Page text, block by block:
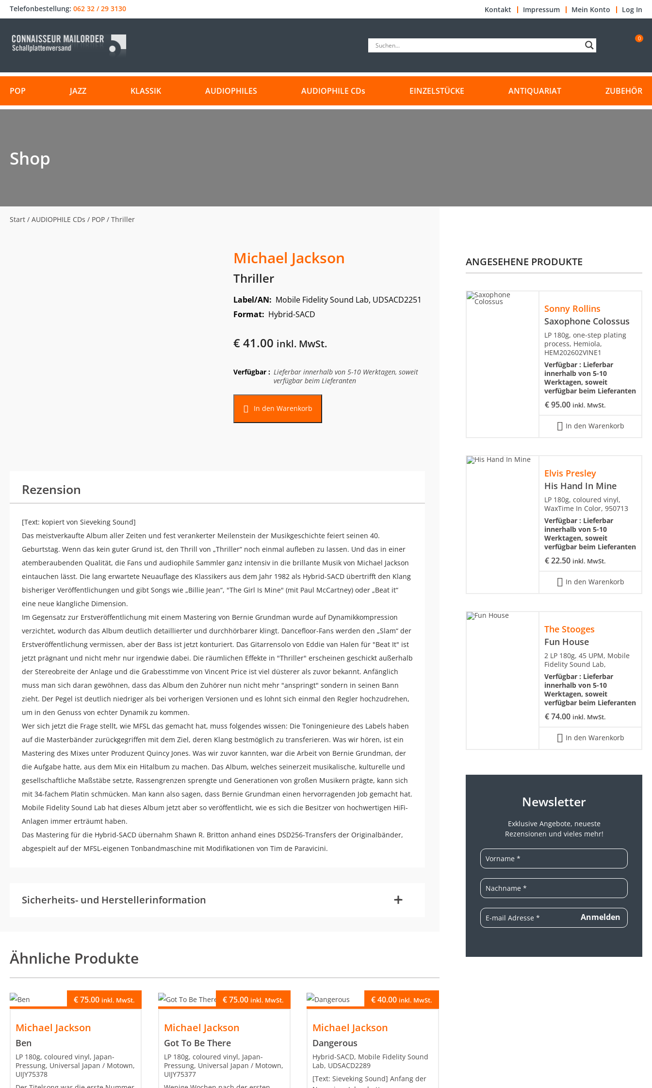
Telefonbestellung: 062 32 / 29 3130 Kontakt Impressum Mein Konto Log In
0
POP JAZZ KLASSIK AUDIOPHILES AUDIOPHILE CDs EINZELSTÜCKE ANTIQUARIAT ZUBEHÖR
Shop
Start / AUDIOPHILE CDs / POP / Thriller
Michael Jackson
Thriller
Label/AN: Mobile Fidelity Sound Lab, UDSACD2251
Format: Hybrid-SACD
€41.00 inkl. MwSt.
Verfügbar : Lieferbar innerhalb von 5-10 Werktagen, soweit
verfügbar beim Lieferanten
In den Warenkorb
Rezension
[Text: kopiert von Sieveking Sound]
Das meistverkaufte Album aller Zeiten und fest verankerter Meilenstein der Musikgeschichte feiert seinen 40.
Geburtstag. Wenn das kein guter Grund ist, den Thrill von „Thriller“ noch einmal aufleben zu lassen. Und das in einer
atemberaubenden Qualität, die Fans und audiophile Sammler ganz intensiv in die brillante Musik von Michael Jackson
eintauchen lässt. Die lang erwartete Neuauflage des Klassikers aus dem Jahr 1982 als Hybrid-SACD übertrifft den Klang
bisheriger Veröffentlichungen und gibt Songs wie „Billie Jean“, "The Girl Is Mine" (mit Paul McCartney) oder „Beat it“
eine neue klangliche Dimension.
Im Gegensatz zur Erstveröffentlichung mit einem Mastering von Bernie Grundman wurde auf Dynamikkompression
verzichtet, wodurch das Album deutlich detaillierter und durchhörbarer klingt. Dancefloor-Fans werden den „Slam“ der
Erstveröffentlichung vermissen, aber der Bass ist jetzt konturiert. Das Gitarrensolo von Eddie van Halen für "Beat It" ist
jetzt prägnant und nicht mehr nur irgendwie dabei. Die räumlichen Effekte in "Thriller" erscheinen geschickt außerhalb
der Stereobreite der Anlage und die Grabesstimme von Vincent Price ist viel düsterer als zuvor bekannt. Anfänglich
muss man sich daran gewöhnen, dass das Album den Zuhörer nun nicht mehr "anspringt" sondern in seinen Bann
zieht. Der Pegel ist deutlich niedriger als bei vorherigen Versionen und es lohnt sich einmal den Regler hochzudrehen,
um in den Genuss von echter Dynamik zu kommen.
Wer sich jetzt die Frage stellt, wie MFSL das gemacht hat, muss folgendes wissen: Die Toningenieure des Labels haben
auf die Masterbänder zurückgegriffen mit dem Ziel, deren Klang bestmöglich zu transferieren. Was wir hören, ist ein
Mastering des Mixes unter Produzent Quincy Jones. Was wir zuvor kannten, war die Arbeit von Bernie Grundman, der
die Aufgabe hatte, aus dem Mix ein Hitalbum zu machen. Das Album, welches seinerzeit musikalische, kulturelle und
gesellschaftliche Maßstäbe setzte, Rassengrenzen sprengte und Generationen von großen Musikern prägte, kann sich
mit 34-fachem Platin schmücken. Man kann also sagen, dass Bernie Grundman einen hervorragenden Job gemacht hat.
Mobile Fidelity Sound Lab hat dieses Album jetzt aber so veröffentlicht, wie es sich die Besitzer von hochwertigen HiFi-
Anlagen immer erträumt haben.
Das Mastering für die Hybrid-SACD übernahm Shawn R. Britton anhand eines DSD256-Transfers der Originalbänder,
abgespielt auf der MFSL-eigenen Tonbandmaschine mit Modifikationen von Tim de Paravicini.
Sicherheits- und Herstellerinformation +
-
Ähnliche Produkte
Michael Jackson
Ben
€75.00 inkl. MwSt.
LP 180g, coloured vinyl, Japan-
Pressung, Universal Japan / Motown,
UIJY75378
Michael Jackson
Got To Be There
€75.00 inkl. MwSt.
LP 180g, coloured vinyl, Japan-
Pressung, Universal Japan / Motown,
UIJY75377
Michael Jackson
Dangerous
€40.00 inkl. MwSt.
Hybrid-SACD, Mobile Fidelity Sound
Lab, UDSACD2289
[Text: Sieveking Sound] Anfang der
ANGESEHENE PRODUKTE
Sonny Rollins
Saxophone Colossus
€95.00 inkl. MwSt.
LP 180g, one-step plating
process, Hemiola,
HEM202602VINE1
Verfügbar : Lieferbar
innerhalb von 5-10
Werktagen, soweit
verfügbar beim Lieferanten
In den Warenkorb
Elvis Presley
His Hand In Mine
€22.50 inkl. MwSt.
LP 180g, coloured vinyl,
WaxTime In Color, 950713
Verfügbar : Lieferbar
innerhalb von 5-10
Werktagen, soweit
verfügbar beim Lieferanten
In den Warenkorb
The Stooges
Fun House
€74.00 inkl. MwSt.
2 LP 180g, 45 UPM, Mobile
Fidelity Sound Lab,
Verfügbar : Lieferbar
innerhalb von 5-10
Werktagen, soweit
verfügbar beim Lieferanten
In den Warenkorb
Newsletter
Exklusive Angebote, neueste
Rezensionen und vieles mehr!